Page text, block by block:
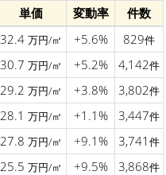
単価 変動率
件数
32.4 万円/㎡ +5.6% 829件
30.7 万円/㎡ +5.2% 4,142件
29.2 万円/㎡ +3.8% 3,802件
28.1 万円/㎡ +1.1% 3,447件
27.8 万円/㎡ +9.1% 3,741 件
25.5 万円/㎡ +9.5% 3,868件